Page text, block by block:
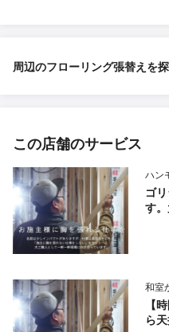
周辺のフローリング張替えを
この店舗のサービス
ハン
ゴ
す
和室
【
ら